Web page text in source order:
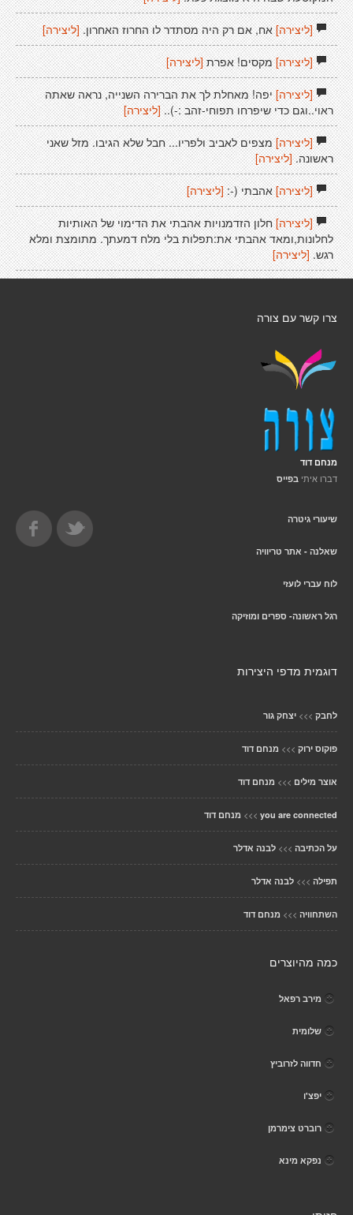
[ליצירה]אח, אם רק היה מסתדר לו החרוז האחרון. [ליצירה]
[ליצירה]מקסים! אפרת [ליצירה]
[ליצירה]יפה! מאחלת לך את הברירה השנייה, נראה שאתה
ראוי..וגם כדי שיפרחו תפוחי-זהב :-).. [ליצירה]
[ליצירה]מצפים לאביב ולפריו... חבל שלא הגיבו. מזל שאני
ראשונה. [ליצירה]
[ליצירה]אהבתי (-: [ליצירה]
[ליצירה]חלון הזדמנויות אהבתי את הדימוי של האותיות
לחלונות,ומאד אהבתי את:תפלות בלי מלח דמעתך. מתומצת ומלא
רגש. [ליצירה]
צרו קשר עם צורה
מנחם דוד
דברו איתי בפייס
שיעורי גיטרה
שאלנה - אתר טריוויה
לוח עברי לועזי
רגל ראשונה- ספרים ומוזיקה
דוגמית מדפי היצירות
לחבק >>> יצחק גור
פוקוס ירוק >>> מנחם דוד
אוצר מילים >>> מנחם דוד
you are connected
>>> מנחם דוד
על הכתיבה >>> לבנה אדלר
תפילה >>> לבנה אדלר
השתחוויה >>> מנחם דוד
כמה מהיוצרים
מירב רפאל
שלומית
חדווה לזרוביץ
יפצ'ו
רוברט צימרמן
נפקא מינא